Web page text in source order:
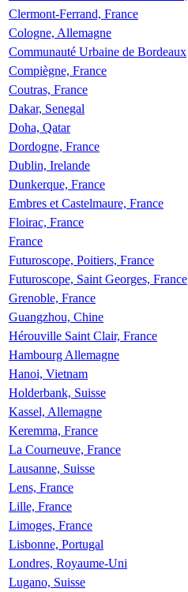
Clermont-Ferrand, France
Cologne, Allemagne
Communauté Urbaine de Bordeaux
Compiègne, France
Coutras, France
Dakar, Senegal
Doha, Qatar
Dordogne, France
Dublin, Irelande
Dunkerque, France
Embres et Castelmaure, France
Floirac, France
France
Futuroscope, Poitiers, France
Futuroscope, Saint Georges, France
Grenoble, France
Guangzhou, Chine
Hérouville Saint Clair, France
Hambourg Allemagne
Hanoi, Vietnam
Holderbank, Suisse
Kassel, Allemagne
Keremma, France
La Courneuve, France
Lausanne, Suisse
Lens, France
Lille, France
Limoges, France
Lisbonne, Portugal
Londres, Royaume-Uni
Lugano, Suisse